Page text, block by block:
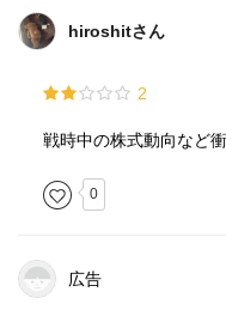
hiroshitさん
2
戦時中の株式動向など
0
広告